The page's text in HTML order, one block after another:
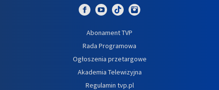
Abonament TVP
Rada Programowa
Ogłoszenia przetargowe
Akademia Telewizyjna
Regulamin tvp.pl